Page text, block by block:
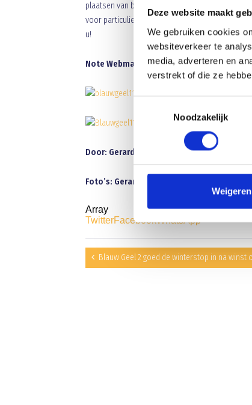
Deze website maakt
We gebruiken cookies
websiteverkeer te
media, adverteren en
verstrekt of die ze
Noodzakelijk
Weigeren
plaatsen van buitenkraantjes, vervangen van
voor particulieren in de regio Veghel en Uden.
u!
Note Webmaster: Ook de webmaster was
Door: Gerard Beekmans
Foto’s: Gerard Beekmans
Array
TwitterFacebookWhatsApp
Blauw Geel 2 goed de winterstop in na winst